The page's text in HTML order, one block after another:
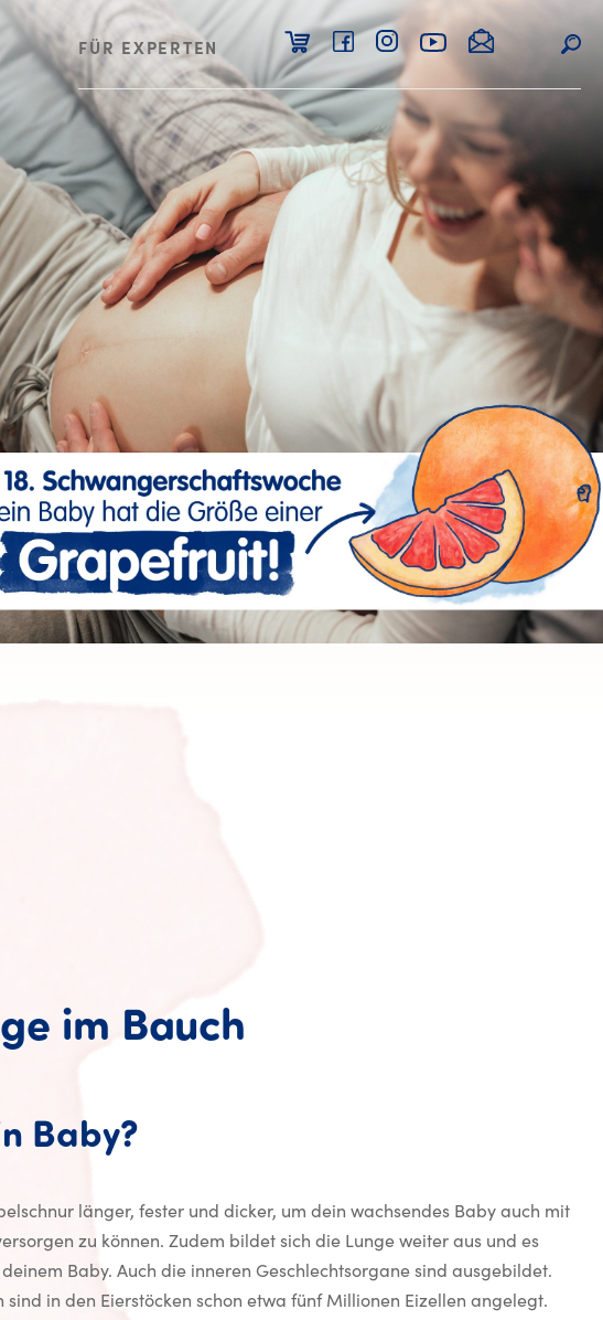
FÜR EXPERTEN
24 25 26 27 28 29 30
im Bauch
Baby?
länger, fester und dicker, um dein wachsendes Baby auch mit
zu können. Zudem bildet sich die Lunge weiter aus und es
Baby. Auch die inneren Geschlechtsorgane sind ausgebildet.
in den Eierstöcken schon etwa fünf Millionen Eizellen angelegt.